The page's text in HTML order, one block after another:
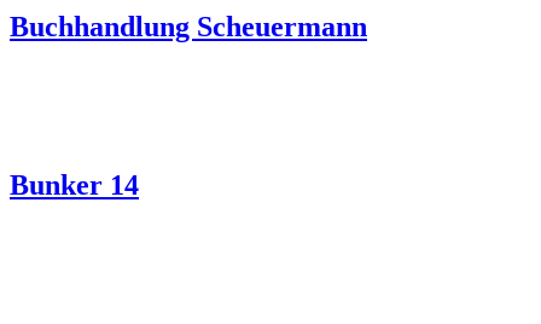
Buchhandlung Scheuermann
Bunker 14